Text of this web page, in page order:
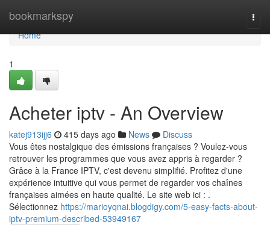
bookmarkspy
Home
Home
1
Acheter iptv - An Overview
katej913ijj6 415 days ago News
Discuss
Vous êtes nostalgique des émissions françaises ? Voulez-vous
retrouver les programmes que vous avez appris à regarder ?
Grâce à la France IPTV, c'est devenu simplifié. Profitez d'une
expérience intuitive qui vous permet de regarder vos chaînes
françaises aimées en haute qualité. Le site web ici : .
Sélectionnez https://marioyqnai.blogdigy.com/5-easy-facts-about-
iptv-premium-described-53949167